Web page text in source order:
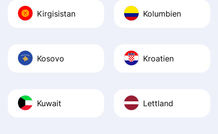
Kirgisistan Kolumbien
Kosovo Kroatien
Kuwait Lettland